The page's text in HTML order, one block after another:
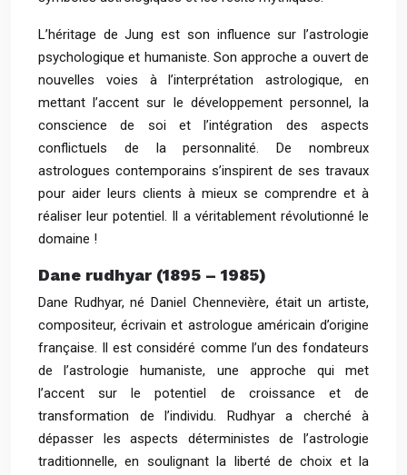
L’héritage de Jung est son influence sur l’astrologie
psychologique et humaniste. Son approche a ouvert de
nouvelles voies à l’interprétation astrologique, en
mettant l’accent sur le développement personnel, la
conscience de soi et l’intégration des aspects
conflictuels de la personnalité. De nombreux
astrologues contemporains s’inspirent de ses travaux
pour aider leurs clients à mieux se comprendre et à
réaliser leur potentiel. Il a véritablement révolutionné le
domaine !
Dane rudhyar (1895 – 1985)
Dane Rudhyar, né Daniel Chennevière, était un artiste,
compositeur, écrivain et astrologue américain d’origine
française. Il est considéré comme l’un des fondateurs
de l’astrologie humaniste, une approche qui met
l’accent sur le potentiel de croissance et de
transformation de l’individu. Rudhyar a cherché à
dépasser les aspects déterministes de l’astrologie
traditionnelle, en soulignant la liberté de choix et la